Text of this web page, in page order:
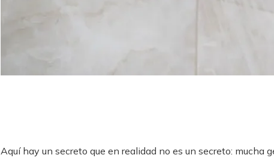
Aquí hay un secreto que en realidad no es un secreto: mucha